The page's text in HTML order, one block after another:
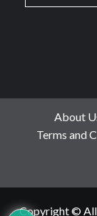
About
Terms and
Copyright © All